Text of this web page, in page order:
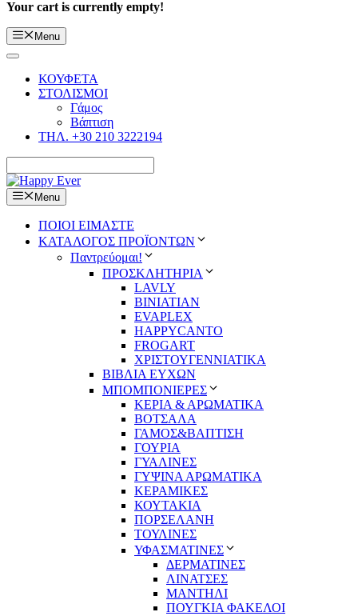
Your cart is currently empty!
Menu
ΚΟΥΦΕΤΑ
ΣΤΟΛΙΣΜΟΙ
Γάμος
Βάπτιση
ΤΗΛ. +30 210 3222194
Menu
ΠΟΙΟΙ ΕΙΜΑΣΤΕ
ΚΑΤΑΛΟΓΟΣ ΠΡΟΪΟΝΤΩΝ
Παντρεύομαι!
ΠΡΟΣΚΛΗΤΗΡΙΑ
LAVLY
BINIATIAN
EVAPLEX
HAPPYCANTO
FROGART
ΧΡΙΣΤΟΥΓΕΝΝΙΑΤΙΚΑ
ΒΙΒΛΙΑ ΕΥΧΩΝ
ΜΠΟΜΠΟΝΙΕΡΕΣ
ΚΕΡΙΑ & ΑΡΩΜΑΤΙΚΑ
ΒΟΤΣΑΛΑ
ΓΑΜΟΣ&ΒΑΠΤΙΣΗ
ΓΟΥΡΙΑ
ΓΥΑΛΙΝΕΣ
ΓΥΨΙΝΑ ΑΡΩΜΑΤΙΚΑ
ΚΕΡΑΜΙΚΕΣ
ΚΟΥΤΑΚΙΑ
ΠΟΡΣΕΛΑΝΗ
ΤΟΥΛΙΝΕΣ
ΥΦΑΣΜΑΤΙΝΕΣ
ΔΕΡΜΑΤΙΝΕΣ
ΛΙΝΑΤΣΕΣ
ΜΑΝΤΗΛΙ
ΠΟΥΓΚΙΑ ΦΑΚΕΛΟΙ